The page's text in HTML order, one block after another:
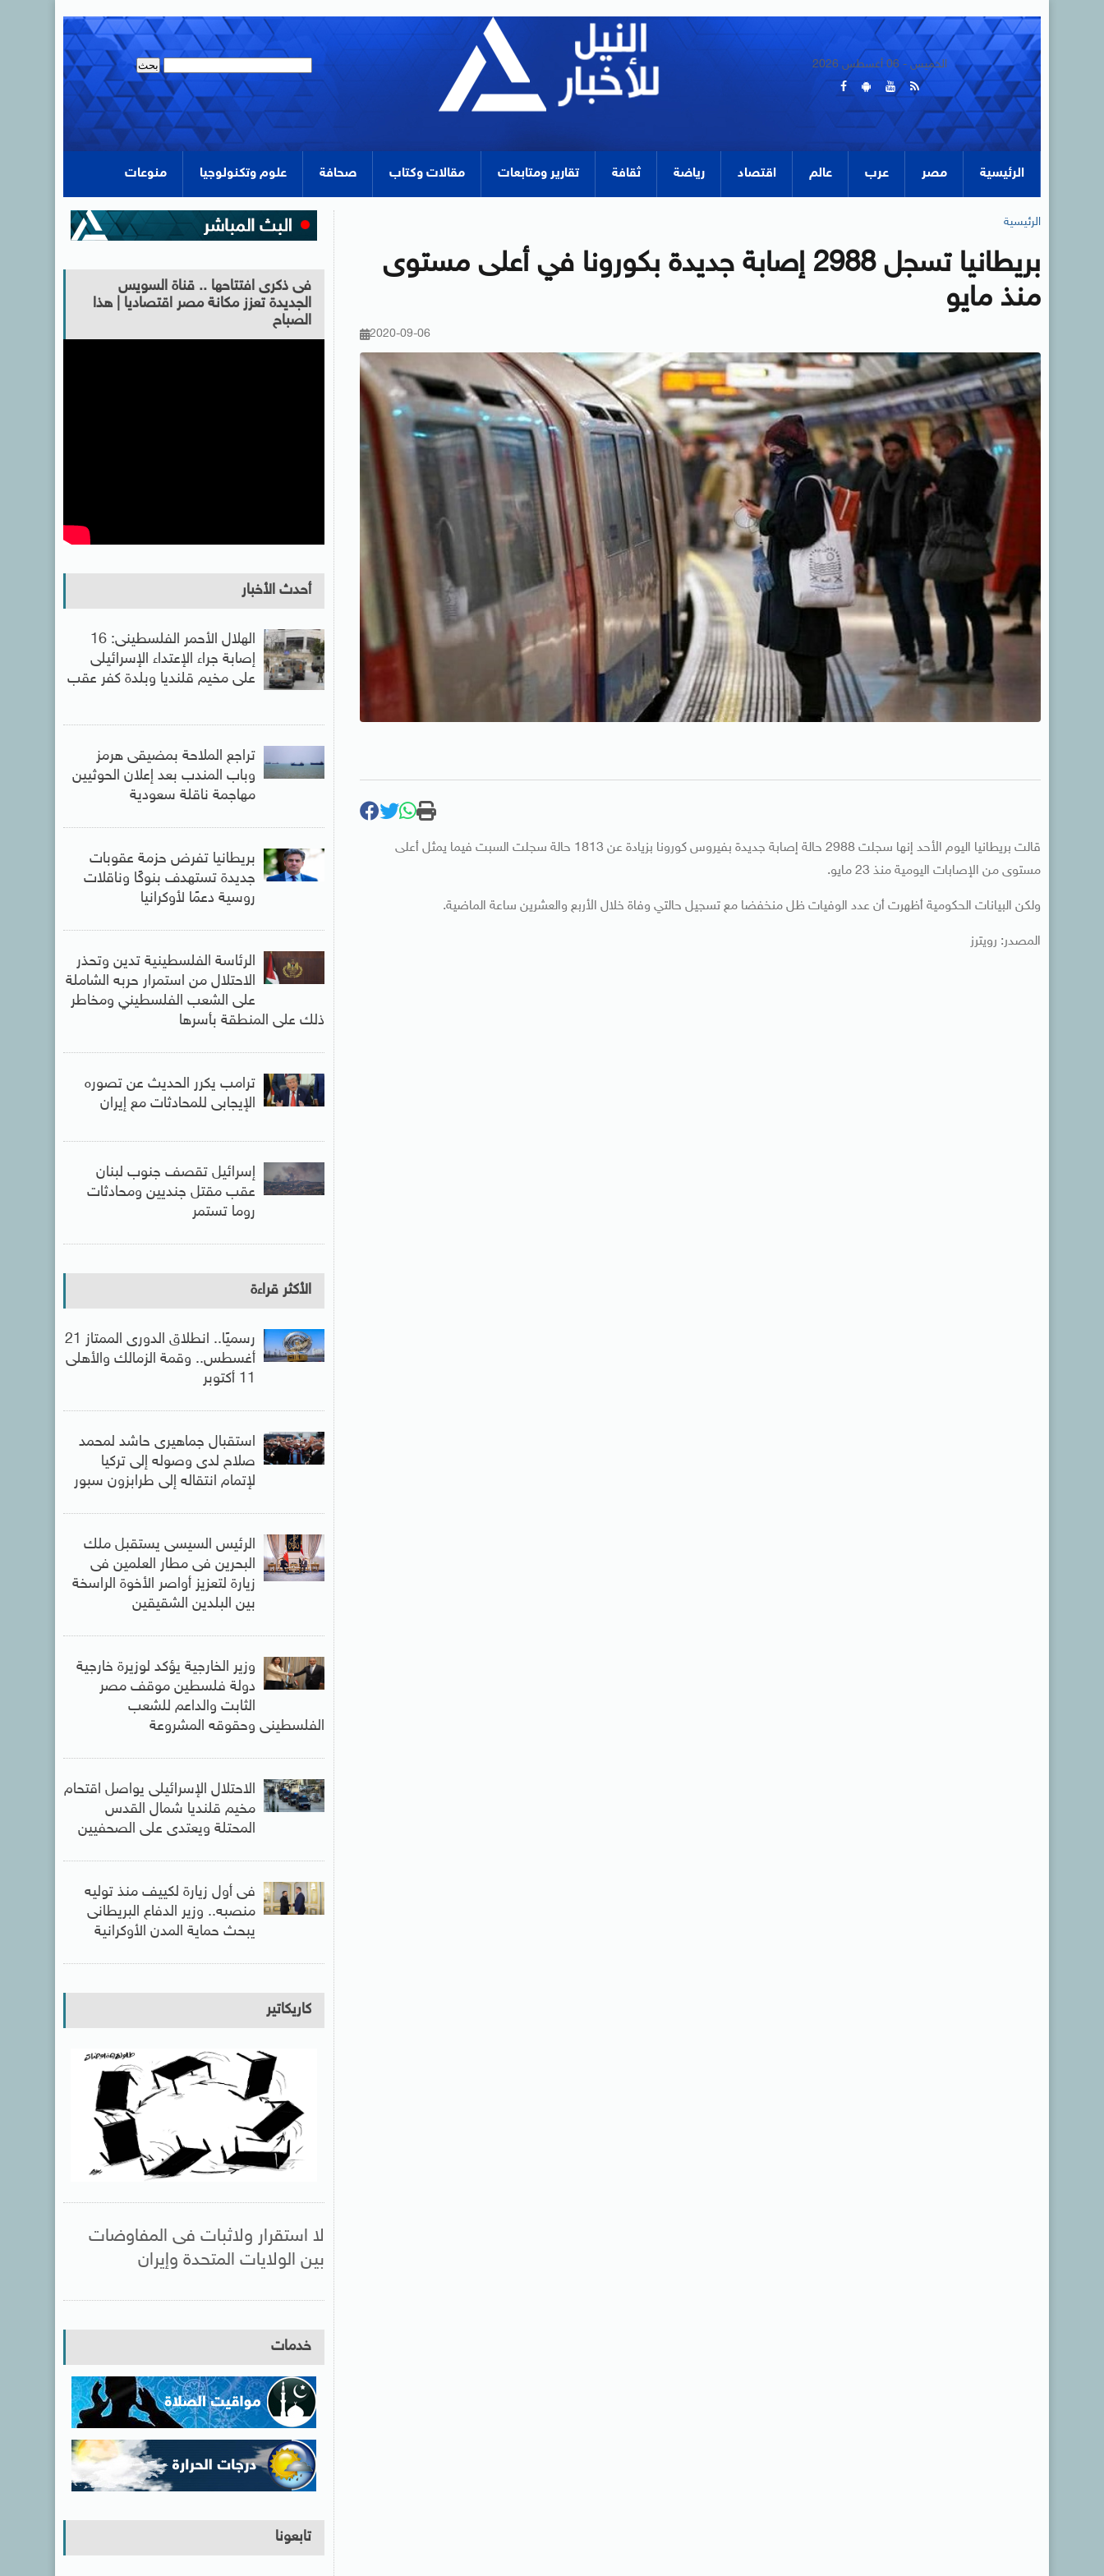
الخميس - 06 أغسطس 2026
الرئيسية مصر عرب عالم اقتصاد رياضة ثقافة تقارير ومتابعات مقالات وكتاب صحافة علوم وتكنولوجيا منوعات
الرئيسية
بريطانيا تسجل 2988 إصابة جديدة بكورونا في أعلى مستوى
منذ مايو
2020-09-06
قالت بريطانيا اليوم الأحد إنها سجلت 2988 حالة إصابة جديدة بفيروس كورونا بزيادة عن 1813 حالة سجلت السبت فيما يمثل أعلى
مستوى من الإصابات اليومية منذ 23 مايو.
ولكن البيانات الحكومية أظهرت أن عدد الوفيات ظل منخفضا مع تسجيل حالتي وفاة خلال الأربع والعشرين ساعة الماضية.
المصدر: رويترز
فى ذكرى افتتاحها .. قناة السويس
الجديدة تعزز مكانة مصر اقتصاديا | هذا
الصباح
أحدث الأخبار
الهلال الأحمر الفلسطينى: 16
إصابة جراء الإعتداء الإسرائيلى
على مخيم قلنديا وبلدة كفر عقب
تراجع الملاحة بمضيقى هرمز
وباب المندب بعد إعلان الحوثيين
مهاجمة ناقلة سعودية
بريطانيا تفرض حزمة عقوبات
جديدة تستهدف بنوكًا وناقلات
روسية دعمًا لأوكرانيا
الرئاسة الفلسطينية تدين وتحذر
الاحتلال من استمرار حربه الشاملة
على الشعب الفلسطيني ومخاطر
ذلك على المنطقة بأسرها
ترامب يكرر الحديث عن تصوره
الإيجابى للمحادثات مع إيران
إسرائيل تقصف جنوب لبنان
عقب مقتل جنديين ومحادثات
روما تستمر
الأكثر قراءة
رسميًا.. انطلاق الدورى الممتاز 21
أغسطس.. وقمة الزمالك والأهلى
11 أكتوبر
استقبال جماهيرى حاشد لمحمد
صلاح لدى وصوله إلى تركيا
لإتمام انتقاله إلى طرابزون سبور
الرئيس السيسى يستقبل ملك
البحرين فى مطار العلمين فى
زيارة لتعزيز أواصر الأخوة الراسخة
بين البلدين الشقيقين
وزير الخارجية يؤكد لوزيرة خارجية
دولة فلسطين موقف مصر
الثابت والداعم للشعب
الفلسطينى وحقوقه المشروعة
الاحتلال الإسرائيلى يواصل اقتحام
مخيم قلنديا شمال القدس
المحتلة ويعتدى على الصحفيين
فى أول زيارة لكييف منذ توليه
منصبه.. وزير الدفاع البريطانى
يبحث حماية المدن الأوكرانية
كاريكاتير
لا استقرار ولاثبات فى المفاوضات
بين الولايات المتحدة وإيران
خدمات
تابعونا